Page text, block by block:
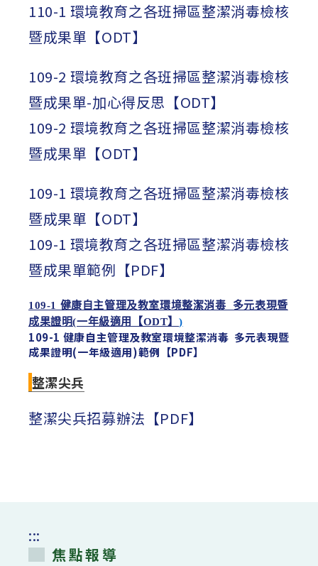
110-1 環境教育之各班掃區整潔消毒檢核
暨成果單【ODT】
109-2 環境教育之各班掃區整潔消毒檢核
暨成果單-加心得反思【ODT】
109-2 環境教育之各班掃區整潔消毒檢核
暨成果單【ODT】
109-1 環境教育之各班掃區整潔消毒檢核
暨成果單【ODT】
109-1 環境教育之各班掃區整潔消毒檢核
暨成果單範例【PDF】
109-1 健康自主管理及教室環境整潔消毒 多元表現暨
成果證明(一年級適用【ODT】)
109-1 健康自主管理及教室環境整潔消毒 多元表現暨
成果證明(一年級適用)範例【PDF】
整潔尖兵
整潔尖兵招募辦法【PDF】
:::
焦點報導